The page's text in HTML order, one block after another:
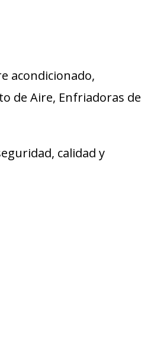
acondicionado,
de Aire, Enfriadoras de
calidad y